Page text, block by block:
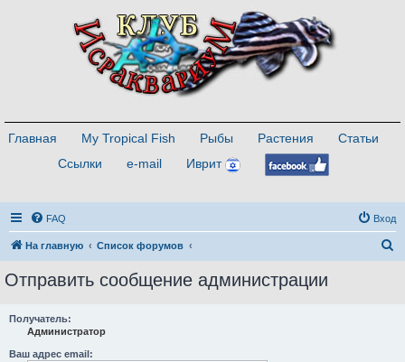
Главная My Tropical Fish Рыбы Растения
Статьи
Ссылки
e-mail Иврит
FAQ Вход
На главную Список форумов
Отправить сообщение администрации
Получатель:
Администратор
Ваш адрес email: